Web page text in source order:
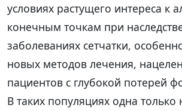
условиях растущего интереса к
конечным точкам при
заболеваниях сетчатки,
новых методов лечения,
пациентов с глубокой потерей
В таких популяциях одна